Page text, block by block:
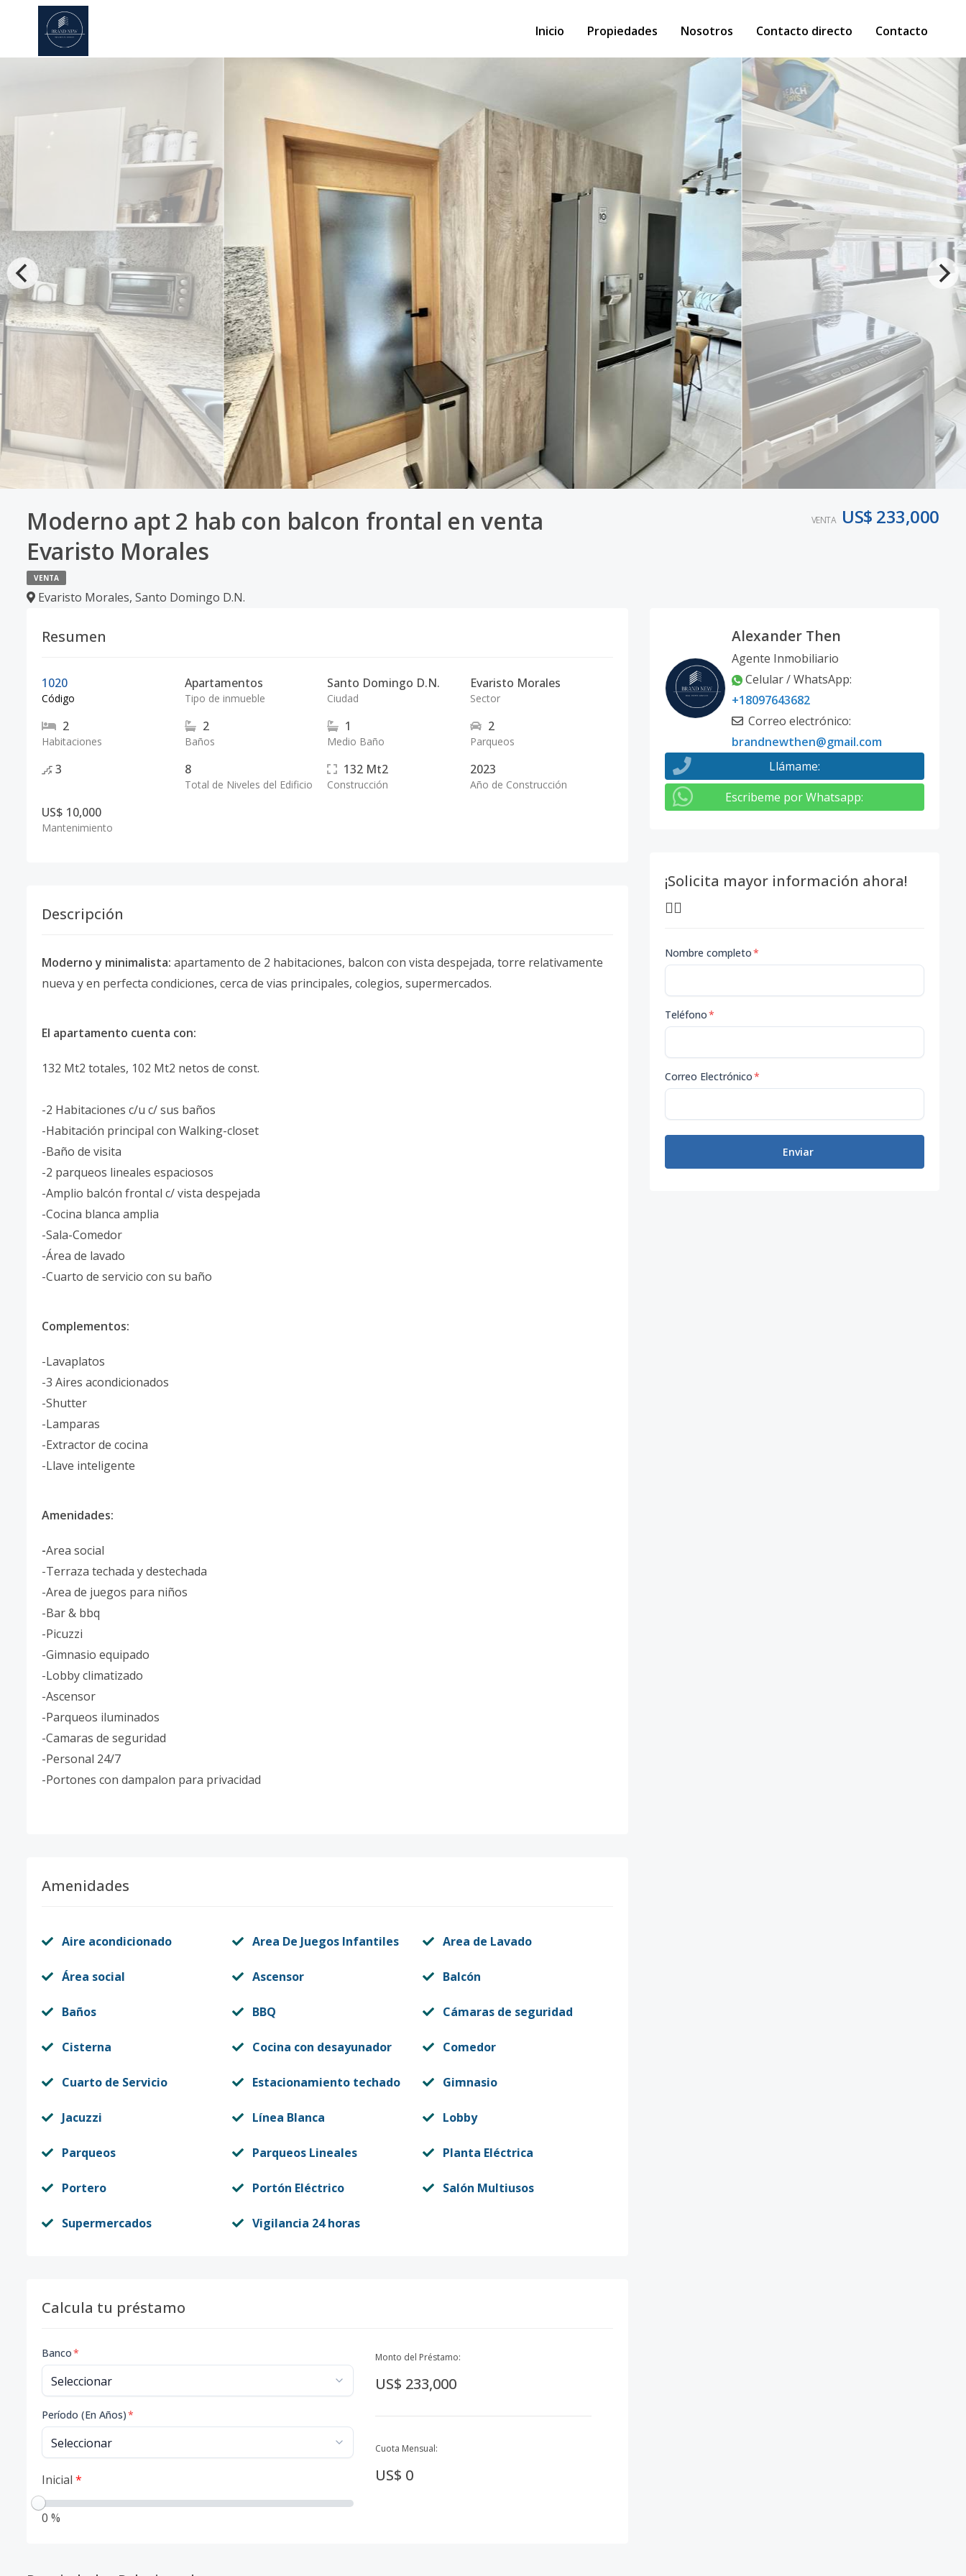
Inicio Propiedades Nosotros Contacto directo Contacto
Moderno apt 2 hab con balcon frontal en venta
Evaristo Morales
VENTA
Evaristo Morales, Santo Domingo D.N.
VENTA US$ 233,000
Resumen
1020
Código
Apartamentos
Tipo de inmueble
Santo Domingo D.N.
Ciudad
Evaristo Morales
Sector
2
Habitaciones
2
Baños
1
Medio Baño
2
Parqueos
3 8
Total de Niveles del Edificio
132 Mt2
Construcción
2023
Año de Construcción
US$ 10,000
Mantenimiento
Descripción
Moderno y minimalista: apartamento de 2 habitaciones, balcon con vista despejada, torre relativamente
nueva y en perfecta condiciones, cerca de vias principales, colegios, supermercados.
El apartamento cuenta con:
132 Mt2 totales, 102 Mt2 netos de const.
-2 Habitaciones c/u c/ sus baños
-Habitación principal con Walking-closet
-Baño de visita
-2 parqueos lineales espaciosos
-Amplio balcón frontal c/ vista despejada
-Cocina blanca amplia
-Sala-Comedor
-Área de lavado
-Cuarto de servicio con su baño
Complementos:
-Lavaplatos
-3 Aires acondicionados
-Shutter
-Lamparas
-Extractor de cocina
-Llave inteligente
Amenidades:
-Area social
-Terraza techada y destechada
-Area de juegos para niños
-Bar & bbq
-Picuzzi
-Gimnasio equipado
-Lobby climatizado
-Ascensor
-Parqueos iluminados
-Camaras de seguridad
-Personal 24/7
-Portones con dampalon para privacidad
Amenidades
Aire acondicionado Area De Juegos Infantiles Area de Lavado
Área social Ascensor Balcón
Baños BBQ Cámaras de seguridad
Cisterna Cocina con desayunador Comedor
Cuarto de Servicio Estacionamiento techado Gimnasio
Jacuzzi Línea Blanca Lobby
Parqueos Parqueos Lineales Planta Eléctrica
Portero Portón Eléctrico Salón Multiusos
Supermercados Vigilancia 24 horas
Calcula tu préstamo
Banco*
Período (En Años)*
Inicial *
0 %
Monto del Préstamo:
US$ 233,000
Cuota Mensual:
US$ 0
Alexander Then
Agente Inmobiliario
Celular / WhatsApp:
+18097643682
Correo electrónico:
brandnewthen@gmail.com
Llámame:
Escribeme por Whatsapp:
¡Solicita mayor información ahora!
👇🏽
Nombre completo*
Teléfono*
Correo Electrónico*
Enviar